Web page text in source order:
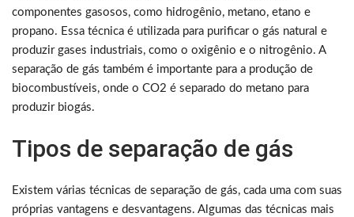
componentes gasosos, como hidrogênio, metano, etano e
propano. Essa técnica é utilizada para purificar o gás natural e
produzir gases industriais, como o oxigênio e o nitrogênio. A
separação de gás também é importante para a produção de
biocombustíveis, onde o CO2 é separado do metano para
produzir biogás.
Tipos de separação de gás
Existem várias técnicas de separação de gás, cada uma com suas
próprias vantagens e desvantagens. Algumas das técnicas mais